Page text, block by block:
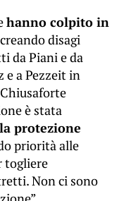
hanno colpito in
disagi
da Piani e da
e a Pezzeit in
è stata
protezione
priorità alle
togliere
Non ci sono